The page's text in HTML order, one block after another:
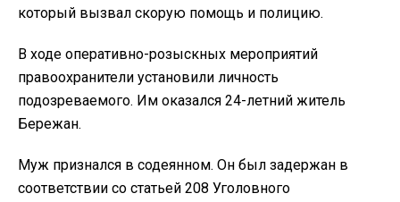
который вызвал скорую помощь и полицию.
В ходе оперативно-розыскных мероприятий
правоохранители установили личность
подозреваемого. Им оказался 24-летний житель
Бережан.
Муж признался в содеянном. Он был задержан в
соответствии со статьей 208 Уголовного